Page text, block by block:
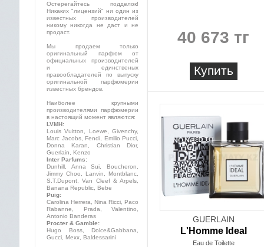
40 673 тг
Купить
GUERLAIN
L'Homme Ideal
Eau de Toilette
Остерегайтесь подделок!
Никаких "лицензий" ни один из
известных производителей
никому никогда не даст и не
продаст.
Мы продаем только
оригинальный парфюм от
официальных производителей
и единственых
правообладателей по выпуску
оригинальной парфюмерии
известных брендов.
Наиболее крупными
производителями парфюмерии
в настоящий момент являются:
LVMH:
Louis Vuitton, Loewe, Givenchy,
Marc Jacobs, Fendi, Emilio Pucci,
Donna Karan, Christian Dior,
Guerlain, Kenzo
Inter Parfums:
Dunhill, Anna Sui, Boucheron,
Jimmy Choo, Lanvin, Montblanc,
S.T.Dupont, Van Cleef & Arpels,
Banana Republic, Bebe
Puig:
Carolina Herrera, Nina Ricci, Paco
Rabanne, Prada, Valentino,
Antonio Banderas
Procter & Gamble:
Hugo Boss, Dolce&Gabbana,
Gucci, Mexx, Baldessarini